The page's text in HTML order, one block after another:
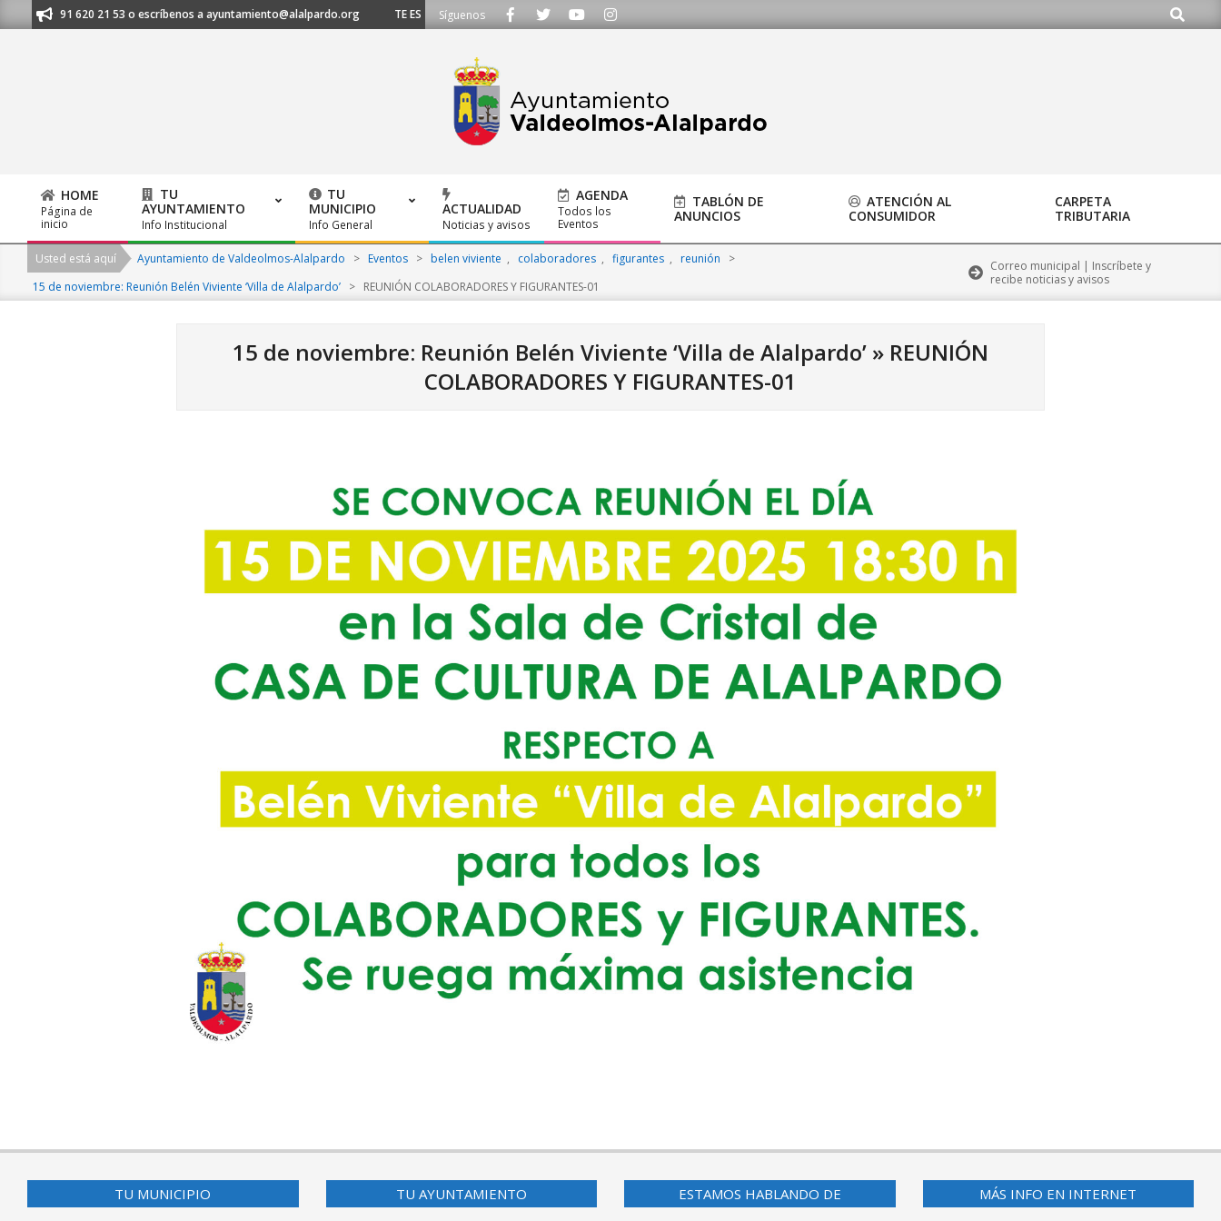
to
al 91 620 21 53 o escríbenos a ayuntamiento@alalpardo.org TE ESCUCHAMOS - Llámanos al 91 620 21 53 o escríbenos a ayuntamiento@alalpardo.org
Síguenos Buscar
Primary
Navigation
Menu
HOME
Página de
inicio
TU
AYUNTAMIENTO
Info Institucional
TU
MUNICIPIO
Info General
ACTUALIDAD
Noticias y avisos
AGENDA
Todos los
Eventos
TABLÓN DE
ANUNCIOS
ATENCIÓN AL
CONSUMIDOR
CARPETA
TRIBUTARIA
Usted está aquí Ayuntamiento de Valdeolmos-Alalpardo > Eventos > belen viviente , colaboradores , figurantes , reunión
>
15 de noviembre: Reunión Belén Viviente ‘Villa de Alalpardo’ > REUNIÓN COLABORADORES Y FIGURANTES-01
Correo municipal | Inscríbete y
recibe noticias y avisos
15 de noviembre: Reunión Belén Viviente ‘Villa de Alalpardo’ » REUNIÓN
COLABORADORES Y FIGURANTES-01
10-
TU MUNICIPIO
TU AYUNTAMIENTO ESTAMOS HABLANDO DE MÁS INFO EN INTERNET